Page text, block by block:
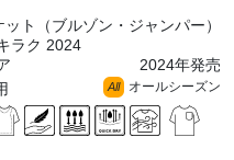
ト（ブルゾン・ジャンパー）
ラク 2024
2024年発売
All オールシーズン